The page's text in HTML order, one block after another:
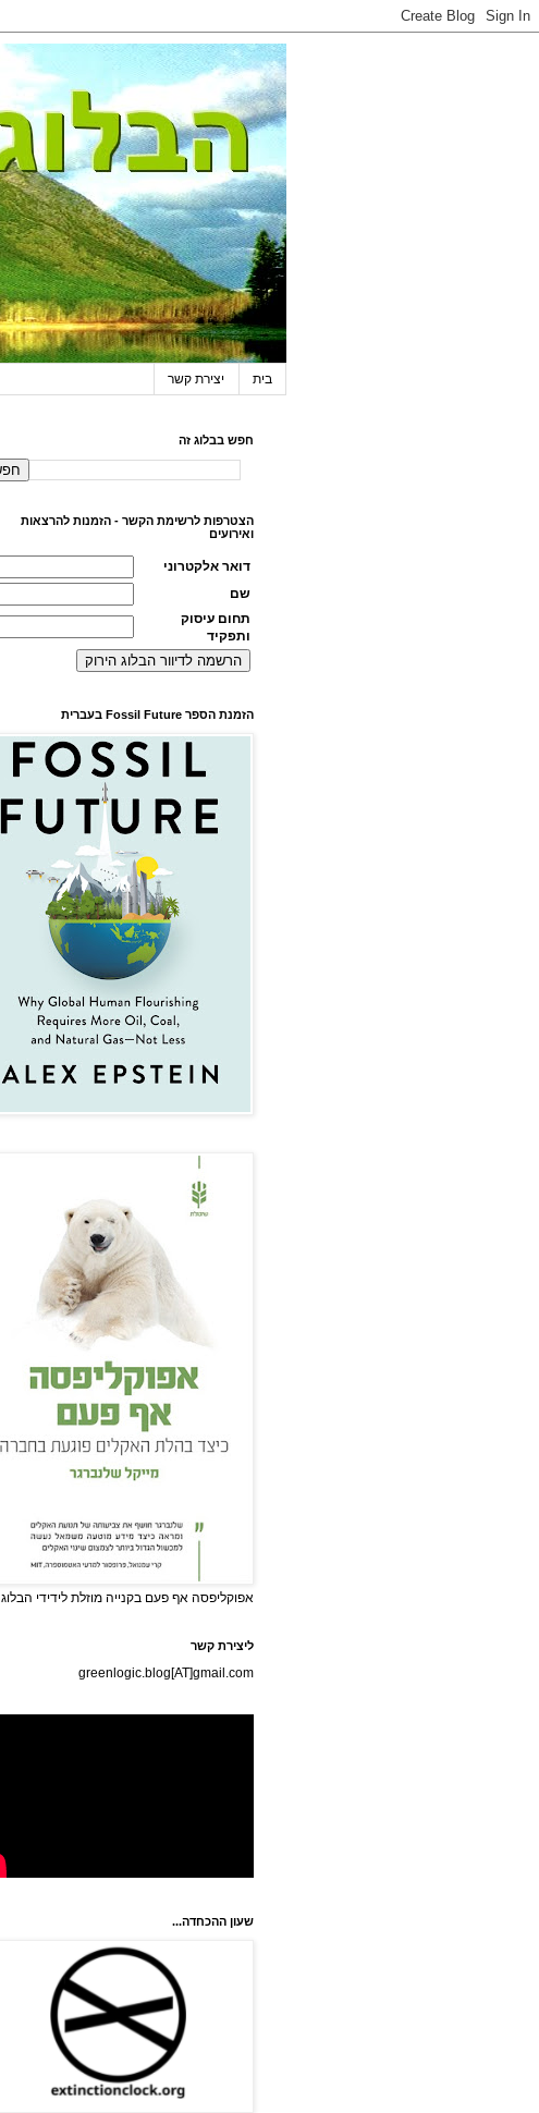
בית יצירת קשר
חפש בבלוג זה
הצטרפות לרשימת הקשר - הזמנות להרצאות
ואירועים
דואר אלקטרוני
שם
תחום עיסוק
ותפקיד
הזמנת הספר Fossil Future בעברית
אפוקליפסה אף פעם בקנייה מוזלת לידידי הבלוג
ליצירת קשר
greenlogic.blog[AT]gmail.com
שעון ההכחדה...